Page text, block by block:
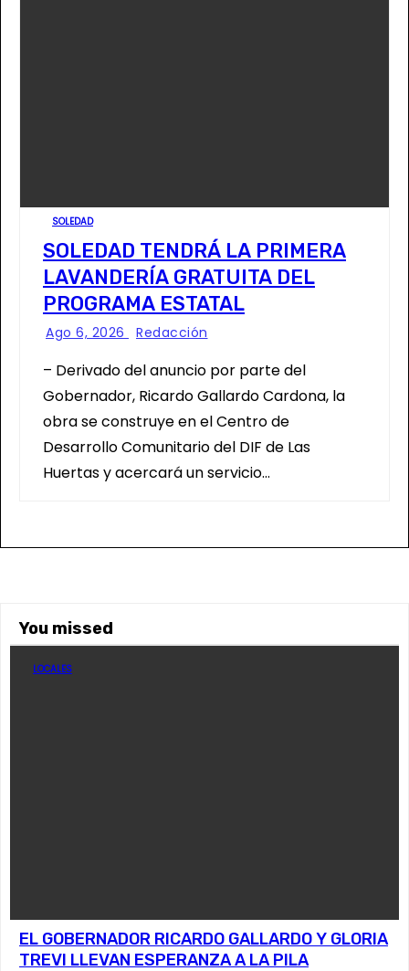
SOLEDAD
SOLEDAD TENDRÁ LA PRIMERA
LAVANDERÍA GRATUITA DEL
PROGRAMA ESTATAL
Ago 6, 2026 Redacción
– Derivado del anuncio por parte del
Gobernador, Ricardo Gallardo Cardona, la
obra se construye en el Centro de
Desarrollo Comunitario del DIF de Las
Huertas y acercará un servicio…
You missed
LOCALES
EL GOBERNADOR RICARDO GALLARDO Y GLORIA
TREVI LLEVAN ESPERANZA A LA PILA